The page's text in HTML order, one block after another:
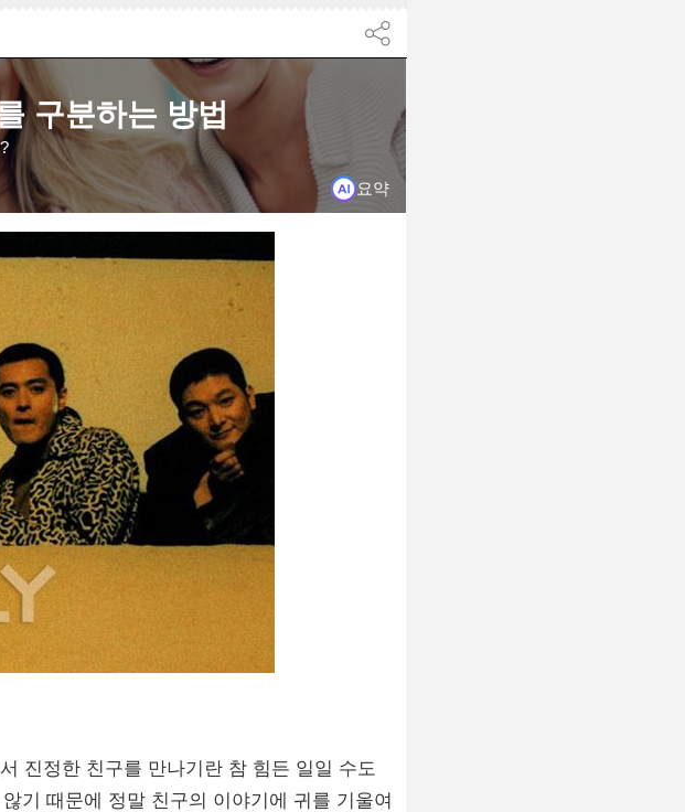
구분하는 방법
요약
축하해주는 사람입니다.
이 중요합니다.
입니다.
독하게 만듭니다.
진정한 친구를 만나기란 참 힘든 일일 수도
기 때문에 정말 친구의 이야기에 귀를 기울여